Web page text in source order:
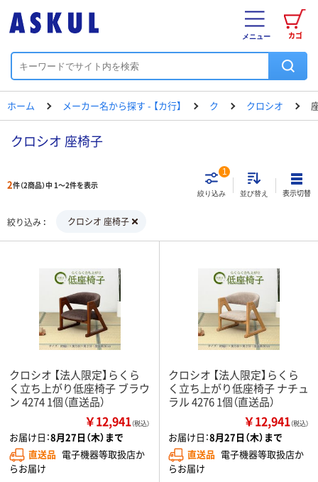
カゴ
メニュー
ホーム メーカー名から探す - 【カ行】 ク クロシオ
クロシオ 座椅子
2件（2商品）中 1～2件を表示
絞り込み
1
並び替え 表示切替
絞り込み クロシオ 座椅子
クロシオ 【法人限定】らくら
く立ち上がり低座椅子 ブラウ
ン 4274 1個（直送品）
￥12,941（税込）
お届け日：8月27日（木）まで
直送品 電子機器等取扱店か
らお届け
クロシオ 【法人限定】らくら
く立ち上がり低座椅子 ナチュ
ラル 4276 1個（直送品）
￥12,941（税込）
お届け日：8月27日（木）まで
直送品 電子機器等取扱店か
らお届け